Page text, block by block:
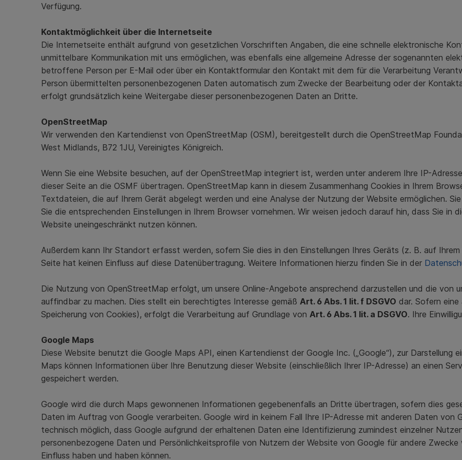
Verfügung.
Kontaktmöglichkeit über die Internetseite
Die Internetseite enthält aufgrund von gesetzlichen Vorschriften Angaben, die eine schnelle elektronische
unmittelbare Kommunikation mit uns ermöglichen, was ebenfalls eine allgemeine Adresse der sogenannten
betroffene Person per E-Mail oder über ein Kontaktformular den Kontakt mit dem für die Verarbeitung
Person übermittelten personenbezogenen Daten automatisch zum Zwecke der Bearbeitung oder der
erfolgt grundsätzlich keine Weitergabe dieser personenbezogenen Daten an Dritte.
OpenStreetMap
Wir verwenden den Kartendienst von OpenStreetMap (OSM), bereitgestellt durch die OpenStreetMap
West Midlands, B72 1JU, Vereinigtes Königreich.
Wenn Sie eine Website besuchen, auf der OpenStreetMap integriert ist, werden unter anderem Ihre IP-
dieser Seite an die OSMF übertragen. OpenStreetMap kann in diesem Zusammenhang Cookies in Ihrem
Textdateien, die auf Ihrem Gerät abgelegt werden und eine Analyse der Nutzung der Website ermöglichen.
Sie die entsprechenden Einstellungen in Ihrem Browser vornehmen. Wir weisen jedoch darauf hin, dass Sie in
Website uneingeschränkt nutzen können.
Außerdem kann Ihr Standort erfasst werden, sofern Sie dies in den Einstellungen Ihres Geräts (z. B. auf
Seite hat keinen Einfluss auf diese Datenübertragung. Weitere Informationen hierzu finden Sie in der
Die Nutzung von OpenStreetMap erfolgt, um unsere Online-Angebote ansprechend darzustellen und die von
auffindbar zu machen. Dies stellt ein berechtigtes Interesse gemäß Art. 6 Abs. 1 lit. f DSGVO dar. Sofern eine
Speicherung von Cookies), erfolgt die Verarbeitung auf Grundlage von Art. 6 Abs. 1 lit. a DSGVO. Ihre
Google Maps
Diese Website benutzt die Google Maps API, einen Kartendienst der Google Inc. („Google“), zur Darstellung
Maps können Informationen über Ihre Benutzung dieser Website (einschließlich Ihrer IP-Adresse) an einen
gespeichert werden.
Google wird die durch Maps gewonnenen Informationen gegebenenfalls an Dritte übertragen, sofern dies
Daten im Auftrag von Google verarbeiten. Google wird in keinem Fall Ihre IP-Adresse mit anderen Daten von
technisch möglich, dass Google aufgrund der erhaltenen Daten eine Identifizierung zumindest einzelner
personenbezogene Daten und Persönlichkeitsprofile von Nutzern der Website von Google für andere
Einfluss haben und haben können.